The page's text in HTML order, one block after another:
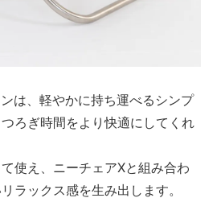
は、軽やかに持ち運べるシンプ
ろぎ時間をより快適にしてくれ
使え、ニーチェアXと組み合わ
ラックス感を生み出します。